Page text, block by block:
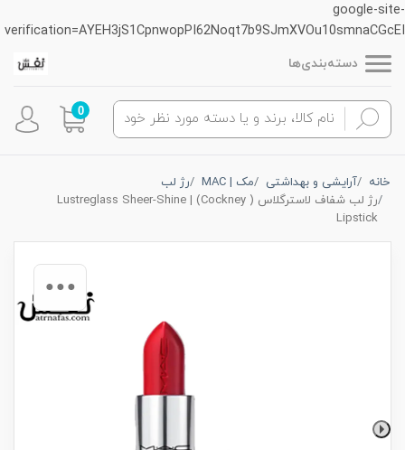
google-site-
verification=AYEH3jS1CpnwopPI62Noqt7b9SJmXVOu10smnaCGcEI
دسته‌بندی‌ها
0
خانه آرایشی و بهداشتی مک | MAC
رژ لب
رژ لب شفاف لاسترگلاس ( Cockney) | Lustreglass Sheer-Shine
Lipstick